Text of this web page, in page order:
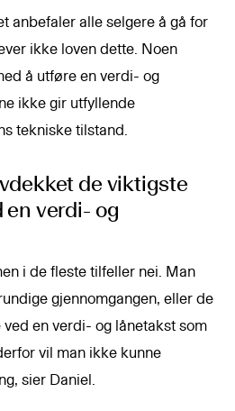
anbefaler alle selgere å gå for
ikke loven dette. Noen
å utføre en verdi- og
ikke gir utfyllende
tekniske tilstand.
de viktigste
en verdi- og
i de fleste tilfeller nei. Man
gjennomgangen, eller de
en verdi- og lånetakst som
vil man ikke kunne
sier Daniel.